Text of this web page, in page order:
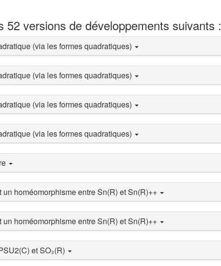
52 versions de développements suivants :
(via les formes quadratiques)
(via les formes quadratiques)
(via les formes quadratiques)
(via les formes quadratiques)
homéomorphisme entre Sn(R) et Sn(R)++
homéomorphisme entre Sn(R) et Sn(R)++
et SO₃(R)